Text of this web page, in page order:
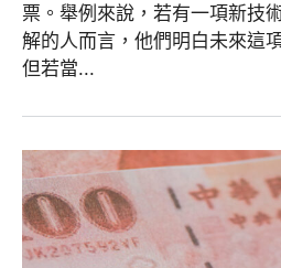
票。舉例來說，若有一項新技
解的人而言，他們明白未來這
但若當...